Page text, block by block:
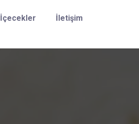
İçecekler İletişim